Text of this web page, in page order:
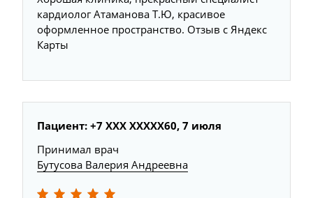
кардиолог Атаманова Т.Ю, красивое
оформленное пространство. Отзыв с Яндекс
Карты
Пациент: +7 XXX XXXXX60, 7 июля
Принимал врач
Бутусова Валерия Андреевна